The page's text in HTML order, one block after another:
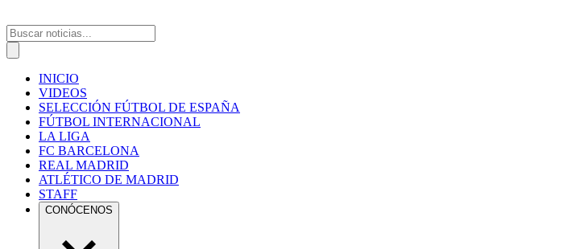
INICIO
VIDEOS
SELECCIÓN FÚTBOL DE ESPAÑA
FÚTBOL INTERNACIONAL
LA LIGA
FC BARCELONA
REAL MADRID
ATLÉTICO DE MADRID
STAFF
CONÓCENOS